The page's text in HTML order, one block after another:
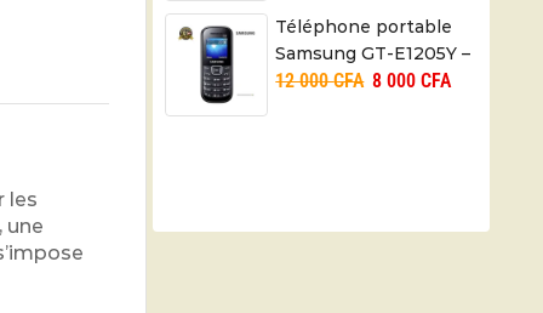
les
une
Téléphone portable
Samsung GT-E1205Y –
1SIM – 01 mois
12 000CFA 8 000CFA